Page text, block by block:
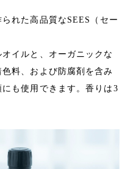
れた高品質なSEES（セー
イルと、オーガニックな
料、および防腐剤を含み
も使用できます。香りは3